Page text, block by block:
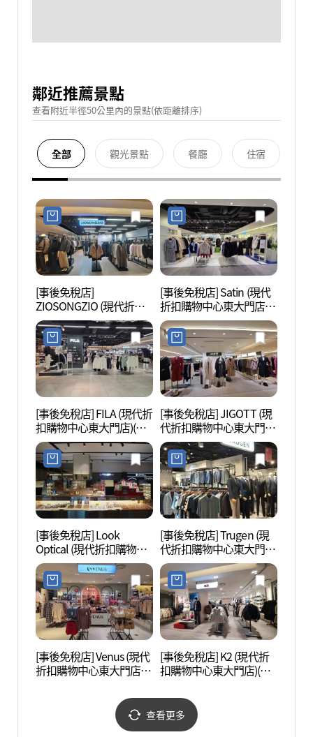
鄰近推薦景點
查看附近半徑50公里內的景點(依距離排序)
全部 觀光景點 餐廳 住宿
[事後免稅店]
ZIOSONGZIO (現代折扣
購物中心東大門店)(지오
송지오 현대아울렛 동대
문점)
[事後免稅店] Satin (現代
折扣購物中心東大門店)
(샤틴 현대아울렛 동대문
점)
[事後免稅店] FILA (現代折
扣購物中心東大門店)(휠
라 현대아울렛 동대문점)
[事後免稅店] JIGOTT (現
代折扣購物中心東大門
店)(JJ지고트 현대아울렛
동대문점)
[事後免稅店] Look
Optical (現代折扣購物中
心東大門店)(룩옵티컬 현
대아울렛 동대문점)
[事後免稅店] Trugen (現
代折扣購物中心東大門
店)(트루젠 현대아울렛 동
대문점)
[事後免稅店] Venus (現代
折扣購物中心東大門店)
[事後免稅店] K2 (現代折
扣購物中心東大門店)(K2
查看更多